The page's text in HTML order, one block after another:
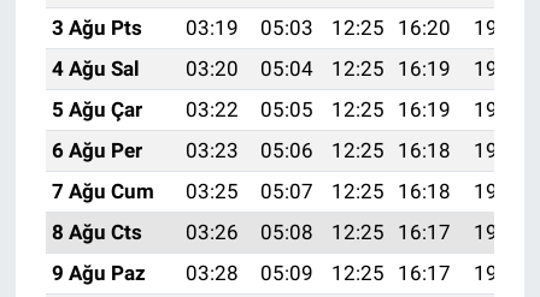
3 Ağu Pts
03:19 05:03 12:25 16:20
19:37
4 Ağu Sal
03:20 05:04 12:25 16:19
19:36
5 Ağu Çar
03:22 05:05 12:25 16:19
19:35
6 Ağu Per
03:23 05:06 12:25 16:18
19:33
7 Ağu Cum
03:25 05:07 12:25 16:18
19:32
8 Ağu Cts
03:26 05:08 12:25 16:17
19:31
9 Ağu Paz
03:28 05:09 12:25 16:17
19:30